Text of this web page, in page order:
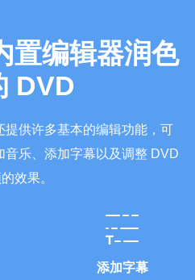
置编辑器润色
DVD
提供许多基本的编辑功能，可
音乐、添加字幕以及调整 DVD
效果。
添加字幕